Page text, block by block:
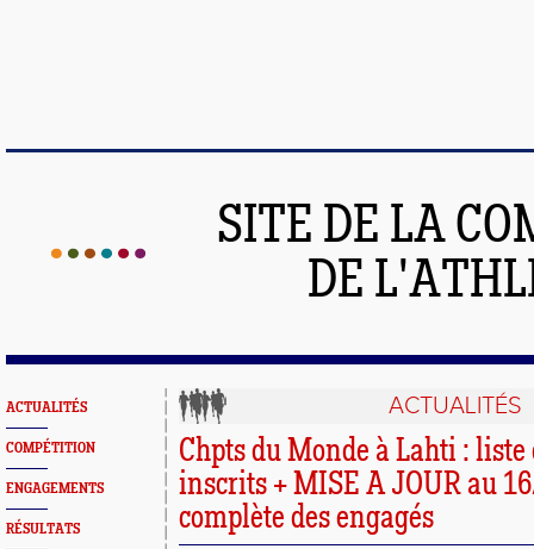
SITE DE LA
DE
ACTUALITÉS
COMPÉTITION
ENGAGEMENTS
RÉSULTATS
ACTUALITÉS
Chpts du Monde à Lahti :
inscrits + MISE A JOUR au
complète des engagés